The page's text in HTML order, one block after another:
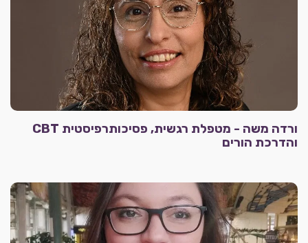
ורדה משה - מטפלת רגשית, פסיכותרפיסטית CBT
והדרכת הורים